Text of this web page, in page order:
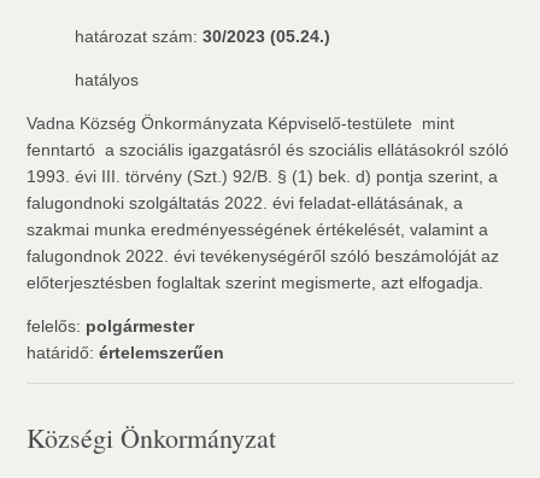
határozat szám:30/2023 (05.24.)
hatályos
Vadna Község Önkormányzata Képviselő-testülete  mint
fenntartó  a szociális igazgatásról és szociális ellátásokról szóló
1993. évi III. törvény (Szt.) 92/B. § (1) bek. d) pontja szerint, a
falugondnoki szolgáltatás 2022. évi feladat-ellátásának, a
szakmai munka eredményességének értékelését, valamint a
falugondnok 2022. évi tevékenységéről szóló beszámolóját az
előterjesztésben foglaltak szerint megismerte, azt elfogadja.
felelős: polgármester
határidő:értelemszerűen
Községi Önkormányzat